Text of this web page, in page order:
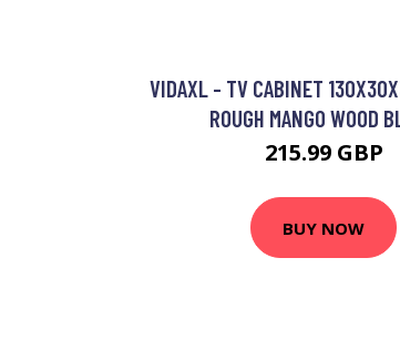
VIDAXL - TV CABINET
ROUGH MANGO WOOD
215.99 GBP
BUY NOW